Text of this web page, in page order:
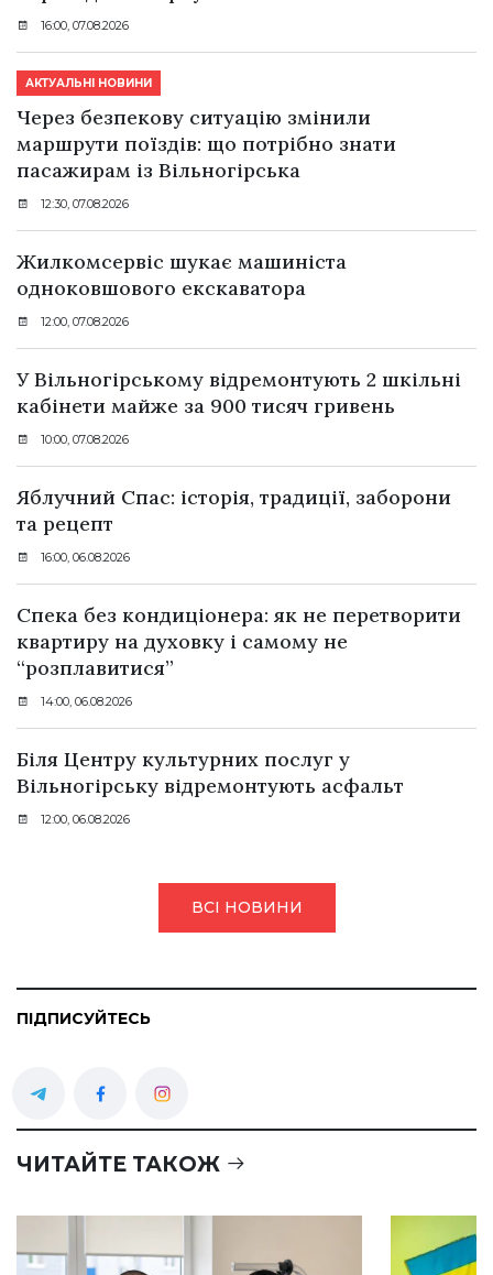
16:00, 07.08.2026
АКТУАЛЬНІ НОВИНИ
Через безпекову ситуацію змінили
маршрути поїздів: що потрібно знати
пасажирам із Вільногірська
12:30, 07.08.2026
Жилкомсервіс шукає машиніста
одноковшового екскаватора
12:00, 07.08.2026
У Вільногірському відремонтують 2 шкільні
кабінети майже за 900 тисяч гривень
10:00, 07.08.2026
Яблучний Спас: історія, традиції, заборони
та рецепт
16:00, 06.08.2026
Спека без кондиціонера: як не перетворити
квартиру на духовку і самому не
“розплавитися”
14:00, 06.08.2026
Біля Центру культурних послуг у
Вільногірську відремонтують асфальт
12:00, 06.08.2026
ВСІ НОВИНИ
ПІДПИСУЙТЕСЬ
ЧИТАЙТЕ ТАКОЖ